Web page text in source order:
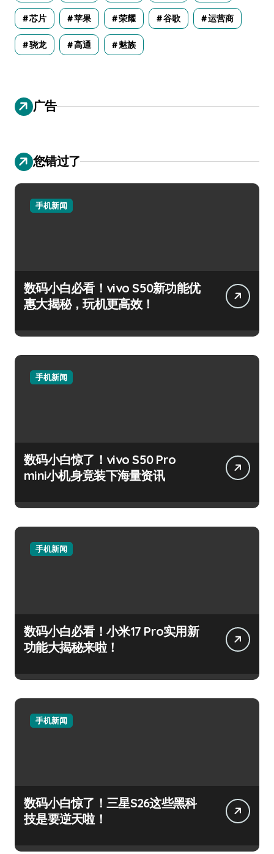
芯片 苹果 荣耀 谷歌 运营商
骁龙 高通 魅族
广告
您错过了
手机新闻
数码小白必看！vivo S50新功能优
惠大揭秘，玩机更高效！
手机新闻
数码小白惊了！vivo S50 Pro
mini小机身竟装下海量资讯
手机新闻
数码小白必看！小米17 Pro实用新
功能大揭秘来啦！
手机新闻
数码小白惊了！三星S26这些黑科
技是要逆天啦！